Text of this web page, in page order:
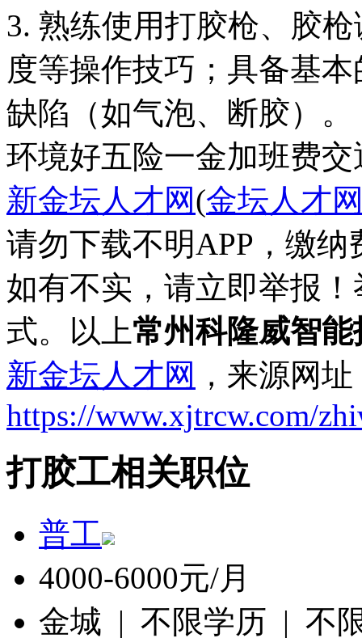
3. 熟练使用打胶枪、胶
度等操作技巧；具备基
环境好五险一金加班费交
新金坛人才网(金坛人才
请勿下载不明APP，缴
如有不实，请立即举报
式。以上常州科隆威智
新金坛人才网 ，来源网
https://www.xjtrcw.com/
打胶工相关职位
普工
4000-6000元/月
金城 | 不限学历 | 不